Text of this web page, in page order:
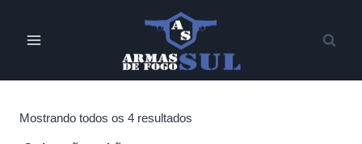
Mostrando todos os 4 resultados